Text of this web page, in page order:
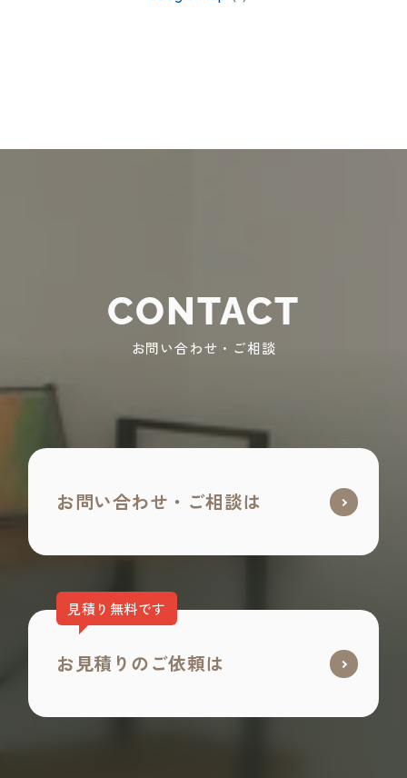
CONTACT
お問い合わせ・ご相談
お問い合わせ・ご相談は
見積り無料です
お見積りのご依頼は